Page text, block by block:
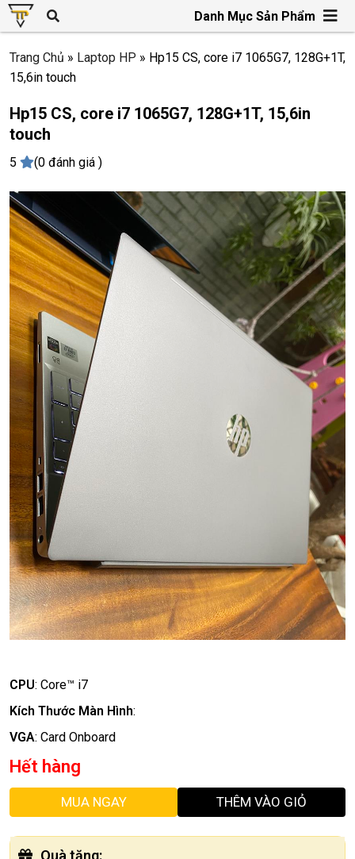
Danh Mục Sản Phẩm
Trang Chủ » Laptop HP » Hp15 CS, core i7 1065G7, 128G+1T,
15,6in touch
Hp15 CS, core i7 1065G7, 128G+1T, 15,6in
touch
5 (0 đánh giá )
CPU: Core™ i7
Kích Thước Màn Hình:
VGA: Card Onboard
Hết hàng
MUA NGAY THÊM VÀO GIỎ
Quà tặng: